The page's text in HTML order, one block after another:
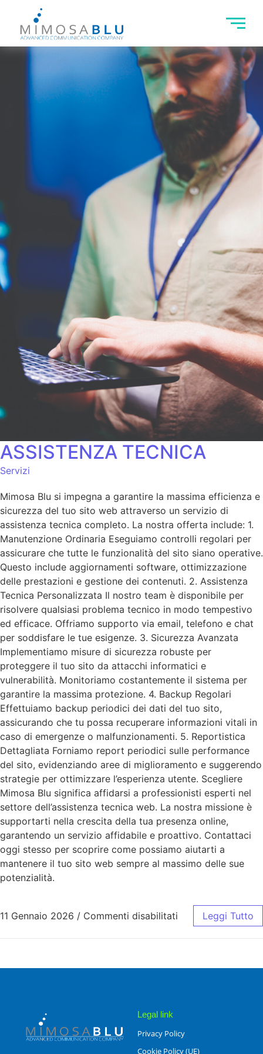
ASSISTENZA TECNICA
Servizi
Mimosa Blu si impegna a garantire la massima efficienza e
sicurezza del tuo sito web attraverso un servizio di
assistenza tecnica completo. La nostra offerta include: 1.
Manutenzione Ordinaria Eseguiamo controlli regolari per
assicurare che tutte le funzionalità del sito siano operative.
Questo include aggiornamenti software, ottimizzazione
delle prestazioni e gestione dei contenuti. 2. Assistenza
Tecnica Personalizzata Il nostro team è disponibile per
risolvere qualsiasi problema tecnico in modo tempestivo
ed efficace. Offriamo supporto via email, telefono e chat
per soddisfare le tue esigenze. 3. Sicurezza Avanzata
Implementiamo misure di sicurezza robuste per
proteggere il tuo sito da attacchi informatici e
vulnerabilità. Monitoriamo costantemente il sistema per
garantire la massima protezione. 4. Backup Regolari
Effettuiamo backup periodici dei dati del tuo sito,
assicurando che tu possa recuperare informazioni vitali in
caso di emergenze o malfunzionamenti. 5. Reportistica
Dettagliata Forniamo report periodici sulle performance
del sito, evidenziando aree di miglioramento e suggerendo
strategie per ottimizzare l’esperienza utente. Scegliere
Mimosa Blu significa affidarsi a professionisti esperti nel
settore dell’assistenza tecnica web. La nostra missione è
supportarti nella crescita della tua presenza online,
garantendo un servizio affidabile e proattivo. Contattaci
oggi stesso per scoprire come possiamo aiutarti a
mantenere il tuo sito web sempre al massimo delle sue
potenzialità.
11 Gennaio 2026 / Commenti disabilitati Leggi Tutto
Legal link
Privacy Policy
Cookie Policy (UE)